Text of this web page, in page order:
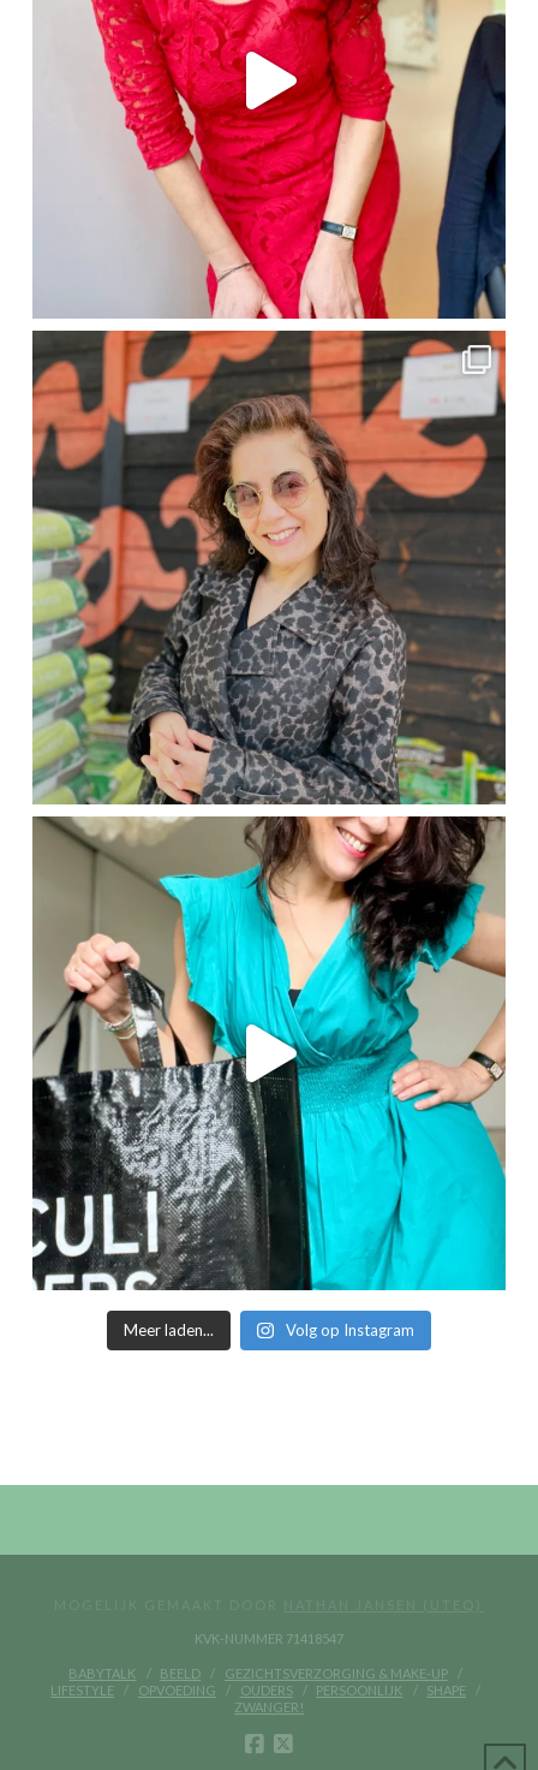
Meer laden... Volg op Instagram
KVK-NUMMER 71418547
BABYTALK BEELD
GEZICHTSVERZORGING & MAKE-UP
LIFESTYLE
OPVOEDING OUDERS PERSOONLIJK
SHAPE
ZWANGER!